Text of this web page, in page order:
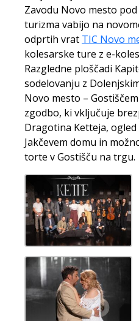
Zavodu Novo mesto
turizma vabijo na
odprtih vrat TIC Novo
kolesarske ture z e-
Razgledne ploščadi
sodelovanju z
Novo mesto –
zgodbo, ki vključuje
Dragotina Ketteja,
Jakčevem domu in
torte v Gostišču na trgu.